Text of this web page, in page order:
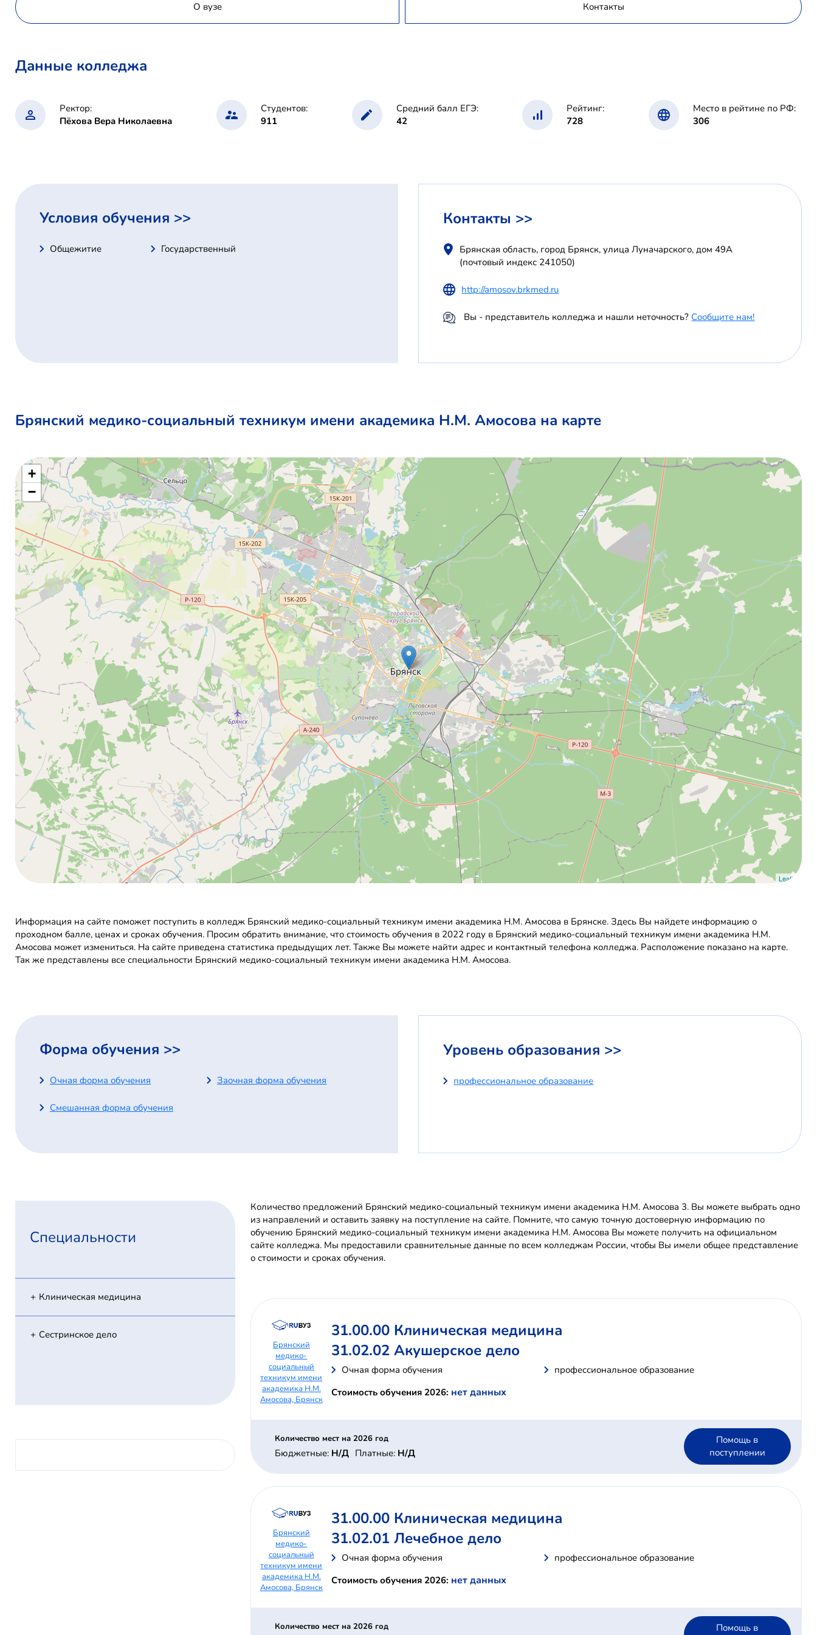
О вузе Контакты
Данные колледжа
Ректор:
Пёхова Вера Николаевна
Студентов:
911
Средний балл ЕГЭ:
42
Рейтинг:
728
Место в рейтине по РФ:
306
Условия обучения >>
Общежитие Государственный
Контакты >>
Брянская область, город Брянск, улица Луначарского, дом 49А
(почтовый индекс 241050)
http://amosov.brkmed.ru
Вы - представитель колледжа и нашли неточность? Сообщите нам!
Брянский медико-социальный техникум имени академика Н.М. Амосова на карте
+
−
Leaflet
Информация на сайте поможет поступить в колледж Брянский медико-социальный техникум имени академика Н.М. Амосова в Брянске. Здесь Вы найдете информацию о
проходном балле, ценах и сроках обучения. Просим обратить внимание, что стоимость обучения в 2022 году в Брянский медико-социальный техникум имени академика Н.М.
Амосова может измениться. На сайте приведена статистика предыдущих лет. Также Вы можете найти адрес и контактный телефона колледжа. Расположение показано на карте.
Так же представлены все специальности Брянский медико-социальный техникум имени академика Н.М. Амосова.
Форма обучения >>
Очная форма обучения Заочная форма обучения
Смешанная форма обучения
Уровень образования >>
профессиональное образование
Специальности
Клиническая медицина
Сестринское дело
Количество предложений Брянский медико-социальный техникум имени академика Н.М. Амосова 3. Вы можете выбрать одно
из направлений и оставить заявку на поступление на сайте. Помните, что самую точную достоверную информацию по
обучению Брянский медико-социальный техникум имени академика Н.М. Амосова Вы можете получить на официальном
сайте колледжа. Мы предоставили сравнительные данные по всем колледжам России, чтобы Вы имели общее представление
о стоимости и сроках обучения.
Брянский
медико-
социальный
техникум имени
академика Н.М.
Амосова, Брянск
31.00.00 Клиническая медицина
31.02.02 Акушерское дело
Очная форма обучения
профессиональное образование
Стоимость обучения 2026: нет данных
Количество мест на 2026 год
Бюджетные: Н/Д Платные: Н/Д
Помощь в
поступлении
Брянский
медико-
социальный
техникум имени
академика Н.М.
Амосова, Брянск
31.00.00 Клиническая медицина
31.02.01 Лечебное дело
Очная форма обучения
профессиональное образование
Стоимость обучения 2026: нет данных
Количество мест на 2026 год
Помощь в